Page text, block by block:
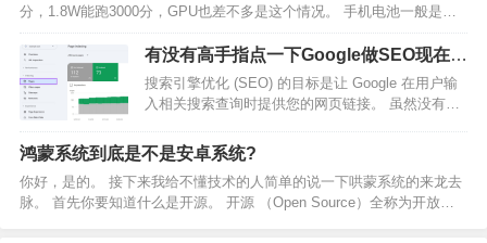
分，1.8W能跑3000分，GPU也差不多是这个情况。 手机电池一般是
4000-5000毫安时，电压3.7V。 也就是说，手机正常满载5W功耗下，这
个电池能支持运行4…有没有高手指点一下Google做SEO现在的
技巧啊？心好累。
搜索引擎优化 (SEO) 的目标是让 Google 在用户输
入相关搜索查询时提供您的网页链接。 虽然没有固
最佳实践（您可以将其视为 SEO 规则）可以增加您
在非付费结果中获得良好排名的机会。…
鸿蒙系统到底是不是安卓系统?
你好，是的。 接下来我给不懂技术的人简单的说一下哄蒙系统的来龙去
脉。 首先你要知道什么是开源。 ‌‌开源 （Open Source）全称为开放源